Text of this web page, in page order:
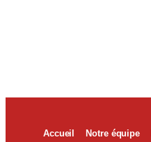
Accueil Notre équipe